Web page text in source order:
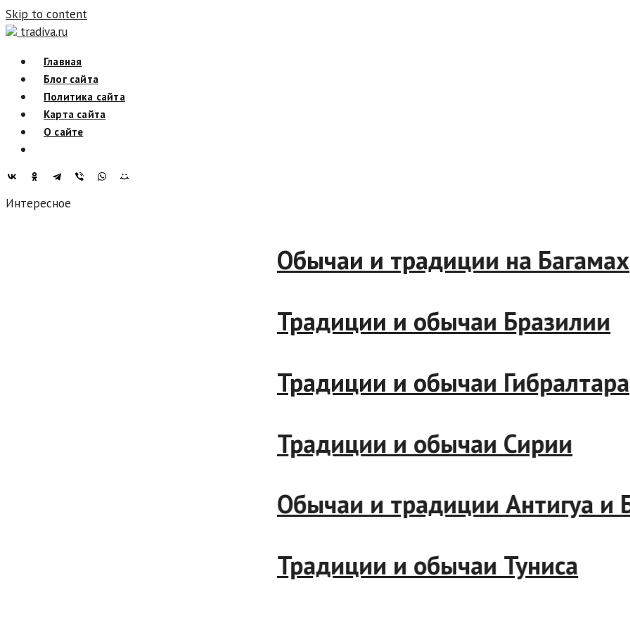
Skip to content
tradiva.ru
Главная
Блог сайта
Политика сайта
Карта сайта
О сайте
Интересное
Обычаи и традиции на Багамах
Традиции и обычаи Бразилии
Традиции и обычаи Гибралтара
Традиции и обычаи Сирии
Обычаи и традиции Антигуа и
Традиции и обычаи Туниса